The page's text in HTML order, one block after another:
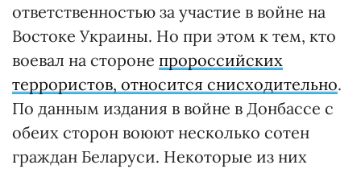
ответственностью за участие в войне на
Востоке Украины. Но при этом к тем, кто
воевал на стороне пророссийских
террористов, относится снисходительно.
По данным издания в войне в Донбассе с
обеих сторон воюют несколько сотен
граждан Беларуси. Некоторые из них